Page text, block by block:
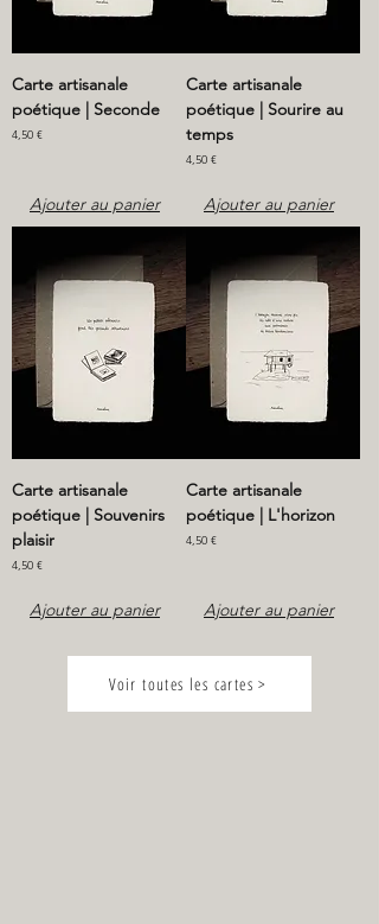
Carte artisanale
poétique | Seconde
Prix
4,50 €
Ajouter au panier
Carte artisanale
poétique | Sourire au
temps
Prix
4,50 €
Ajouter au panier
Carte artisanale
poétique | Souvenirs
plaisir
Prix
4,50 €
Ajouter au panier
Carte artisanale
poétique | L'horizon
Prix
4,50 €
Ajouter au panier
Voir toutes les cartes >